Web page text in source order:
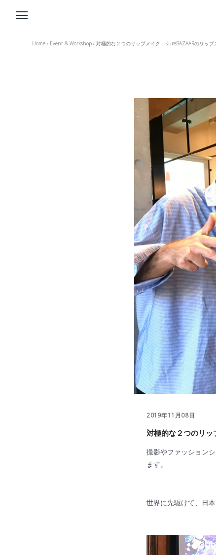
Home › Event & Workshop › 対極的な２つのリップメイク：KureBAZAARのリッ
2019年11月08日
対極的な２つのリ
撮影やファッション
ます。
世界に先駆けて、日